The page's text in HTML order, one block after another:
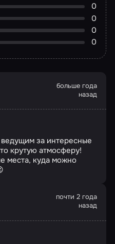
0
0
0
0
больше года
назад
за интересные
крутую атмосферу!
места, куда можно
почти 2 года
назад